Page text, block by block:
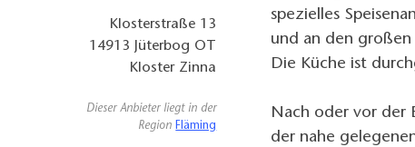
Klosterstraße 13
14913
Jüterbog OT
Kloster Zinna
Dieser Anbieter liegt in der
Region Fläming
spezielles
und an den großen
Die Küche ist
Nach oder vor der
der nahe